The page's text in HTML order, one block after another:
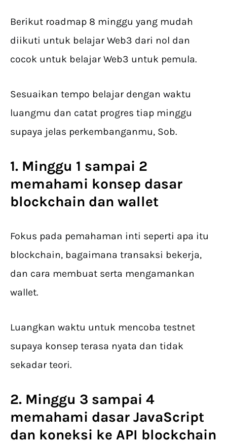
Berikut roadmap 8 minggu yang mudah
diikuti untuk belajar Web3 dari nol dan
cocok untuk belajar Web3 untuk pemula.
Sesuaikan tempo belajar dengan waktu
luangmu dan catat progres tiap minggu
supaya jelas perkembanganmu, Sob.
1. Minggu 1 sampai 2
memahami konsep dasar
blockchain dan wallet
Fokus pada pemahaman inti seperti apa itu
blockchain, bagaimana transaksi bekerja,
dan cara membuat serta mengamankan
wallet.
Luangkan waktu untuk mencoba testnet
supaya konsep terasa nyata dan tidak
sekadar teori.
2. Minggu 3 sampai 4
memahami dasar JavaScript
dan koneksi ke API blockchain